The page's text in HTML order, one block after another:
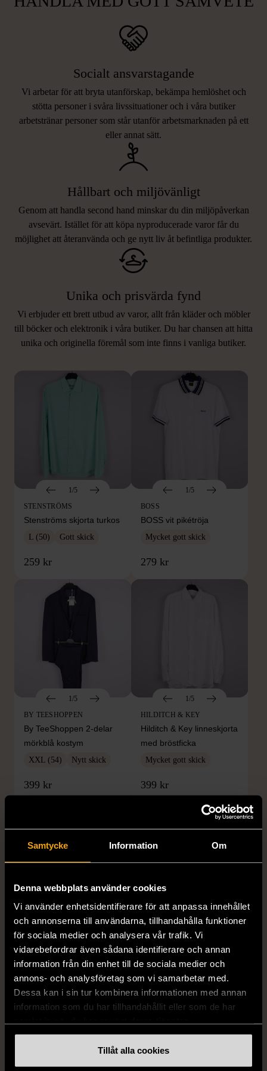
Samtycke Information Om
Denna webbplats använder cookies
Vi använder enhetsidentifierare för att anpassa innehållet
och annonserna till användarna, tillhandahålla funktioner
för sociala medier och analysera vår trafik. Vi
vidarebefordrar även sådana identifierare och annan
information från din enhet till de sociala medier och
annons- och analysföretag som vi samarbetar med.
Dessa kan i sin tur kombinera informationen med annan
information som du har tillhandahållit eller som de har
Tillåt alla cookies
Socialt ansvarstagande
Vi arbetar för att bryta utanförskap, bekämpa hemlöshet och
stötta personer i svåra livssituationer och i våra butiker
arbetstränar personer som står utanför arbetsmarknaden på ett
eller annat sätt.
Hållbart och miljövänligt
Genom att handla second hand minskar du din miljöpåverkan
avsevärt. Istället för att köpa nyproducerade varor får du
möjlighet att återanvända och ge nytt liv åt befintliga produkter.
Unika och prisvärda fynd
Vi erbjuder ett brett utbud av varor, allt från kläder och möbler
till böcker och elektronik i våra butiker. Du har chansen att hitta
unika och originella föremål som inte finns i vanliga butiker.
LIKNANDE PRODUKTER
Hitta produkter som påminner om denna
1/5
STENSTRÖMS
Stenströms skjorta turkos
L (50) Gott skick
259 kr
1/5
BOSS
BOSS vit pikétröja
Mycket gott skick
279 kr
1/5
BY TEESHOPPEN
By TeeShoppen 2-delar
mörkblå kostym
XXL (54) Nytt skick
399 kr
1/5
HILDITCH & KEY
Hilditch & Key linneskjorta
med bröstficka
Mycket gott skick
399 kr
1/5
DRESSMANN
Dressmann -
Kostymbyxor med
pressveck
Gott skick
159 kr
1/5
BONDELID
Bondelid - Randig skjorta
- Blå vit
XL (52)
Mycket gott skick
199 kr